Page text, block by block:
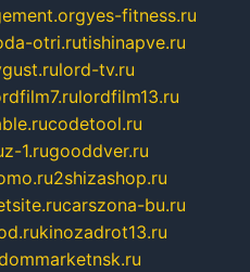
yes-fitness.ru
otri.rutishinapve.ru
lord-tv.ru
lordfilm13.ru
codetool.ru
1.rugooddver.ru
2shizashop.ru
carszona-bu.ru
kinozadrot13.ru